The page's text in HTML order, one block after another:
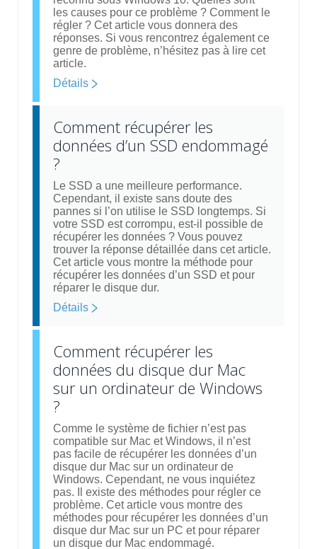
les causes pour ce problème ? Comment le
régler ? Cet article vous donnera des
réponses. Si vous rencontrez également ce
genre de problème, n’hésitez pas à lire cet
article.
Détails
Comment récupérer les
données d’un SSD endommagé
?
Le SSD a une meilleure performance.
Cependant, il existe sans doute des
pannes si l’on utilise le SSD longtemps. Si
votre SSD est corrompu, est-il possible de
récupérer les données ? Vous pouvez
trouver la réponse détaillée dans cet article.
Cet article vous montre la méthode pour
récupérer les données d’un SSD et pour
réparer le disque dur.
Détails
Comment récupérer les
données du disque dur Mac
sur un ordinateur de Windows
?
Comme le système de fichier n’est pas
compatible sur Mac et Windows, il n’est
pas facile de récupérer les données d’un
disque dur Mac sur un ordinateur de
Windows. Cependant, ne vous inquiétez
pas. Il existe des méthodes pour régler ce
problème. Cet article vous montre des
méthodes pour récupérer les données d’un
disque dur Mac sur un PC et pour réparer
un disque dur Mac endommagé.